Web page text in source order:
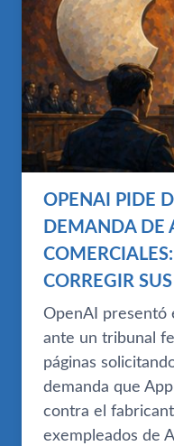
OPENAI PIDE
DEMANDA DE
CORREGIR
OpenAI presentó
ante un tribunal
páginas
demanda que
contra el
exempleados de